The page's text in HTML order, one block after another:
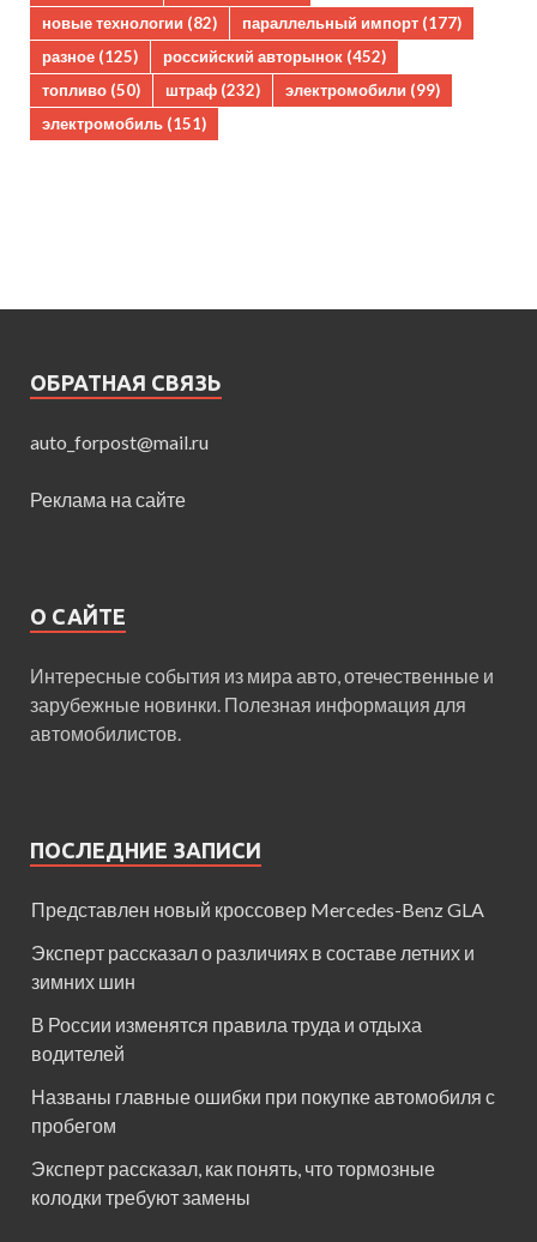
новые технологии (82) параллельный импорт (177)
разное (125) российский авторынок (452)
топливо (50) штраф (232) электромобили (99)
электромобиль (151)
ОБРАТНАЯ СВЯЗЬ
auto_forpost@mail.ru
Реклама на сайте
О САЙТЕ
Интересные события из мира авто, отечественные и
зарубежные новинки. Полезная информация для
автомобилистов.
ПОСЛЕДНИЕ ЗАПИСИ
Представлен новый кроссовер Mercedes-Benz GLA
Эксперт рассказал о различиях в составе летних и
зимних шин
В России изменятся правила труда и отдыха
водителей
Названы главные ошибки при покупке автомобиля с
пробегом
Эксперт рассказал, как понять, что тормозные
колодки требуют замены